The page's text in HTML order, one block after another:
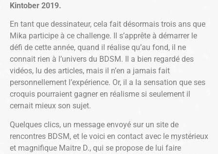
Kintober 2019.
En tant que dessinateur, cela fait désormais trois ans que
Mika participe à ce challenge. Il s’apprête à démarrer le
défi de cette année, quand il réalise qu’au fond, il ne
connait rien à l’univers du BDSM. Il a bien regardé des
vidéos, lu des articles, mais il n’en a jamais fait
personnellement l’expérience. Or, il a la sensation que ses
croquis pourraient gagner en réalisme si seulement il
cernait mieux son sujet.
Quelques clics, un message envoyé sur un site de
rencontres BDSM, et le voici en contact avec le mystérieux
et magnifique Maitre D., qui se propose de lui faire